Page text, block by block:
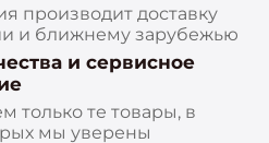
производит доставку
и ближнему зарубежью
и сервисное
только те товары, в
мы уверены